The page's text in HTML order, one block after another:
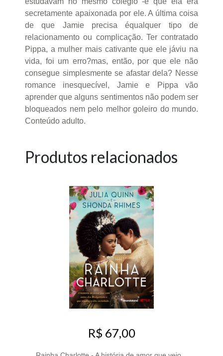
secretamente apaixonada por ele. A última coisa
de que Jamie precisa équalquer tipo de
relacionamento ou complicação. Ter contratado
Pippa, a mulher mais cativante que ele jáviu na
vida, foi um erro?mas, então, por que ele não
consegue simplesmente se afastar dela? Nesse
romance inesquecível, Jamie e Pippa vão
aprender que alguns sentimentos não podem ser
bloqueados nem pelo melhor goleiro do mundo.
Conteúdo adulto.
Produtos relacionados
R$ 67,00